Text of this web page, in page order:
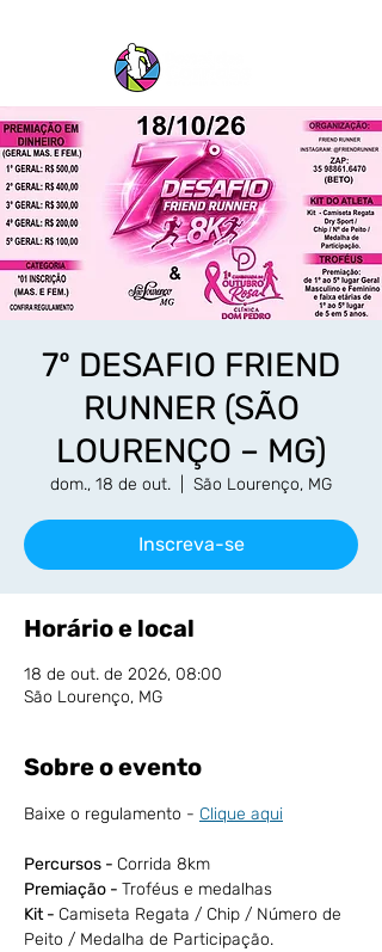
7º DESAFIO FRIEND
RUNNER (SÃO
LOURENÇO – MG)
dom., 18 de out. São Lourenço, MG
Inscreva-se
Horário e local
18 de out. de 2026, 08:00
São Lourenço, MG
Sobre o evento
Baixe o regulamento - Clique aqui
Percursos - Corrida 8km
Premiação - Troféus e medalhas
Kit - Camiseta Regata / Chip / Número de
Peito / Medalha de Participação.